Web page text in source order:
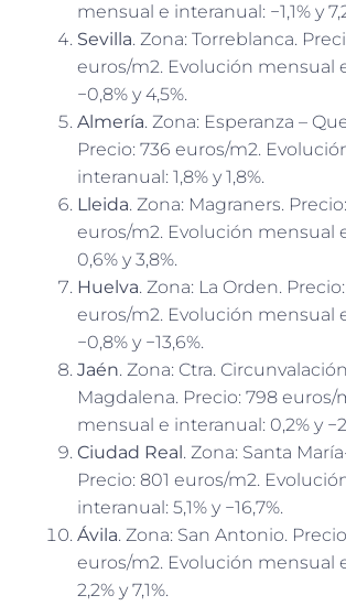
mensual e interanual: −1,1% y
Sevilla. Zona: Torreblanca.
euros/m2. Evolución mensual
−0,8% y 4,5%.
Almería. Zona: Esperanza –
Precio: 736 euros/m2.
interanual: 1,8% y 1,8%.
Lleida. Zona: Magraners.
euros/m2. Evolución mensual
0,6% y 3,8%.
Huelva. Zona: La Orden.
euros/m2. Evolución mensual
−0,8% y −13,6%.
Jaén. Zona: Ctra.
Magdalena. Precio: 798 euros/
mensual e interanual: 0,2% y
Ciudad Real . Zona: Santa
Precio: 801 euros/m2.
interanual: 5,1% y −16,7%.
Ávila. Zona: San Antonio.
euros/m2. Evolución mensual
2,2% y 7,1%.